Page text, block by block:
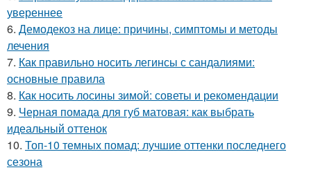
увереннее
6. Демодекоз на лице: причины, симптомы и методы
лечения
7. Как правильно носить легинсы с сандалиями:
основные правила
8. Как носить лосины зимой: советы и рекомендации
9. Черная помада для губ матовая: как выбрать
идеальный оттенок
10. Топ-10 темных помад: лучшие оттенки последнего
сезона